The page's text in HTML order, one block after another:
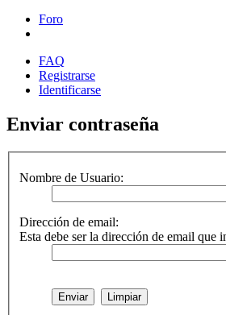
Foro
FAQ
Registrarse
Identificarse
Enviar contraseña
Nombre de Usuario:
Dirección de email:
Esta debe ser la dirección de email que